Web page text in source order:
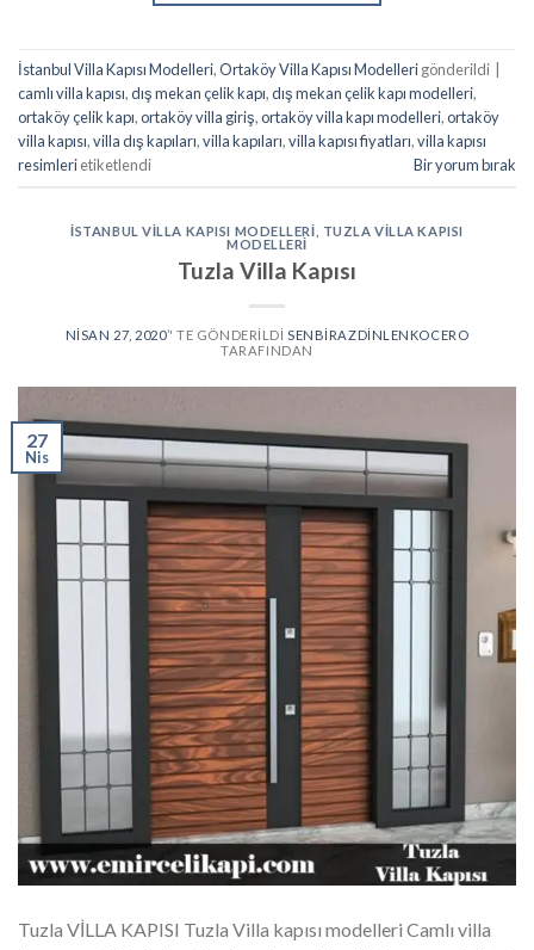
İstanbul Villa Kapısı Modelleri,Ortaköy Villa Kapısı Modellerigönderildi
camlı villa kapısı,dış mekan çelik kapı,dış mekan çelik kapı modelleri,
ortaköy çelik kapı,ortaköy villa giriş,ortaköy villa kapı modelleri,ortaköy
villa kapısı,villa dış kapıları,villa kapıları,villa kapısı fiyatları,villa kapısı
resimlerietiketlendi Bir yorum bırak
İSTANBUL VILLA KAPISI MODELLERI
TUZLA VILLA KAPISI
MODELLERI
Tuzla Villa Kapısı
NISAN 27, 2020’' TE GÖNDERILDI SENBIRAZDINLENKOCERO
TARAFINDAN
27
Nis
Tuzla VİLLA KAPISI Tuzla Villa kapısı modelleri Camlı villa